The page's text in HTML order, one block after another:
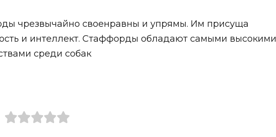
чрезвычайно своенравны и упрямы. Им присуща
и интеллект. Стаффорды обладают самыми высокими
среди собак